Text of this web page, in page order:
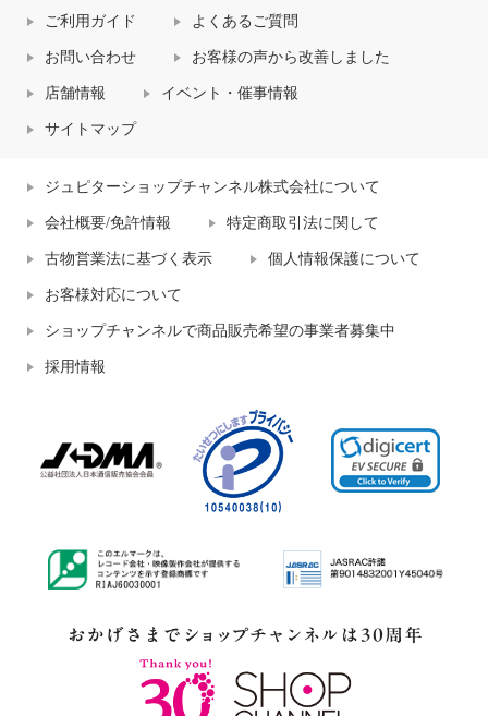
ご利用ガイド よくあるご質問
お問い合わせ お客様の声から改善しました
店舗情報 イベント・催事情報
サイトマップ
ジュピターショップチャンネル株式会社について
会社概要/免許情報 特定商取引法に関して
古物営業法に基づく表示 個人情報保護について
お客様対応について
ショップチャンネルで商品販売希望の事業者募集中
採用情報